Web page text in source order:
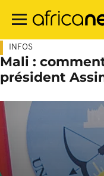
contenu
INFOS
Mali :
président